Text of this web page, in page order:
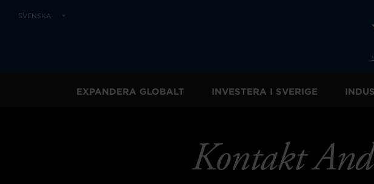
SVENSKA
EXPANDERA GLOBALT INVESTERA I SVERIGE
Kontakt